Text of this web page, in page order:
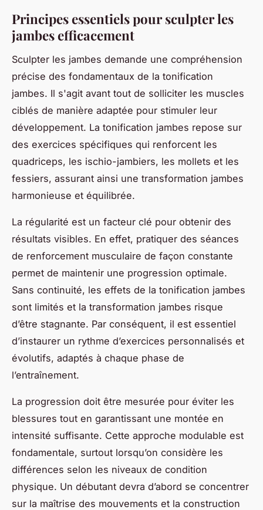
Principes essentiels pour sculpter les
jambes efficacement
Sculpter les jambes demande une compréhension
précise des fondamentaux de la tonification
jambes. Il s'agit avant tout de solliciter les muscles
ciblés de manière adaptée pour stimuler leur
développement. La tonification jambes repose sur
des exercices spécifiques qui renforcent les
quadriceps, les ischio-jambiers, les mollets et les
fessiers, assurant ainsi une transformation jambes
harmonieuse et équilibrée.
La régularité est un facteur clé pour obtenir des
résultats visibles. En effet, pratiquer des séances
de renforcement musculaire de façon constante
permet de maintenir une progression optimale.
Sans continuité, les effets de la tonification jambes
sont limités et la transformation jambes risque
d’être stagnante. Par conséquent, il est essentiel
d’instaurer un rythme d’exercices personnalisés et
évolutifs, adaptés à chaque phase de
l’entraînement.
La progression doit être mesurée pour éviter les
blessures tout en garantissant une montée en
intensité suffisante. Cette approche modulable est
fondamentale, surtout lorsqu’on considère les
différences selon les niveaux de condition
physique. Un débutant devra d’abord se concentrer
sur la maîtrise des mouvements et la construction